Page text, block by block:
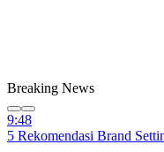
Breaking News
9:48
5 Rekomendasi Brand